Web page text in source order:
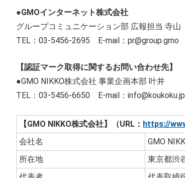
●GMOインターネット株式会社
グループコミュニケーション部 広報担当 寺山
TEL：03-5456-2695 E-mail： pr@group.gmo
【認証マーク取得に関するお問い合わせ先】
●GMO NIKKO株式会社 事業企画本部 叶井
TEL：03-5456-6650 E-mail： info@koukoku.jp
【GMO NIKKO株式会社】（URL： https://
会社名
GMO
所在地
東京都渋